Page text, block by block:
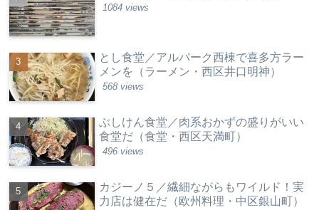
1084 views
とし食堂／アルパーク西棟で喜多方ラー
メンを（ラーメン・西区井口明神）
568 views
ぶしけん食堂／肉系おかずの盛りがいい
食堂だ（食堂・西区天満町）
496 views
カジーノ５／繊細ながらもワイルド！実
力店は健在だ（欧州料理・中区銀山町）